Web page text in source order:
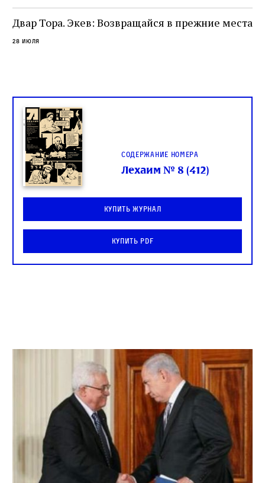
Двар Тора. Экев: Возвращайся в прежние места
28 июля
Содержание номера
Лехаим № 8 (412)
Купить журнал
Купить PDF